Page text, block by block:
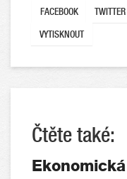
FACEBOOK TWITTER
VYTISKNOUT
Čtěte také: